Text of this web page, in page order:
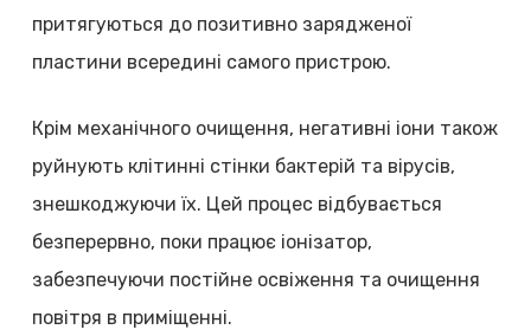
притягуються до позитивно зарядженої
пластини всередині самого пристрою.
Крім механічного очищення, негативні іони також
руйнують клітинні стінки бактерій та вірусів,
знешкоджуючи їх. Цей процес відбувається
безперервно, поки працює іонізатор,
забезпечуючи постійне освіження та очищення
повітря в приміщенні.